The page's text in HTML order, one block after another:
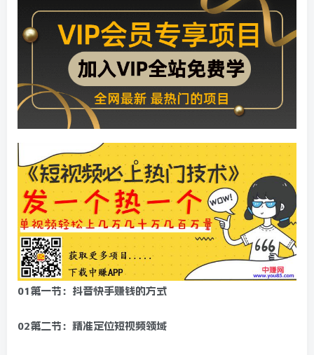
01第一节：抖音快手赚钱的方式
02第二节：精准定位短视频领域